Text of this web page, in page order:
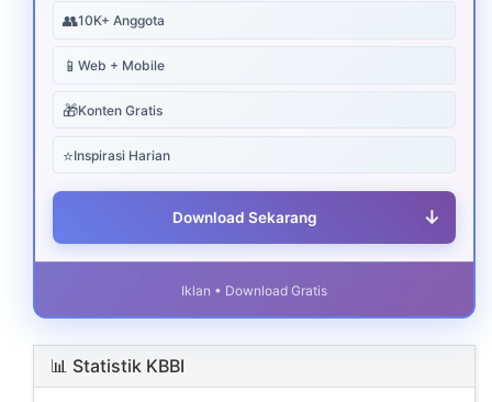
👥10K+ Anggota
📱 Web + Mobile
🎁Konten Gratis
⭐Inspirasi Harian
Download Sekarang ↓
Iklan • Download Gratis
📊 Statistik KBBI